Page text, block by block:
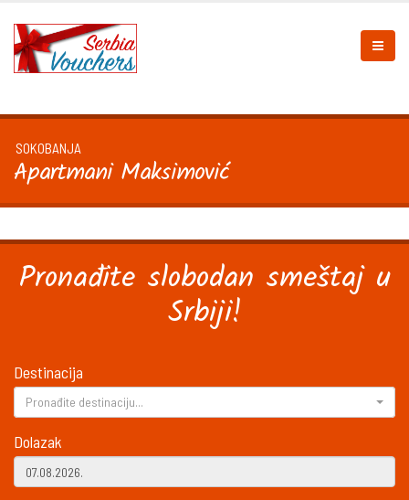
SOKOBANJA
Apartmani Maksimović
Pronađite slobodan smeštaj u
Srbiji!
Destinacija
Pronađite destinaciju...
Dolazak